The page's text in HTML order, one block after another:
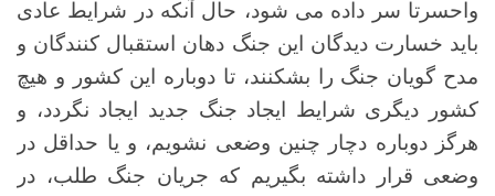
واحسرتا سر داده می شود، حال آنکه در شرایط عادی
باید خسارت دیدگان این جنگ دهان استقبال کنندگان و
مدح گویان جنگ را بشکنند، تا دوباره این کشور و هیچ
کشور دیگری شرایط ایجاد جنگ جدید ایجاد نگردد، و
هرگز دوباره دچار چنین وضعی نشویم، و یا حداقل در
وضعی قرار داشته بگیریم که جریان جنگ طلب، در